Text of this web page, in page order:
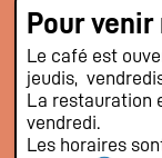
Pour
Le café est
jeudis,
La restauration
vendredi.
Les horaires